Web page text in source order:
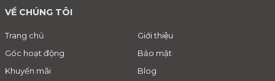
VỀ CHÚNG TÔI
Trang chủ
Giới thiệu
Góc hoạt động
Bảo mật
Khuyến mãi
Blog